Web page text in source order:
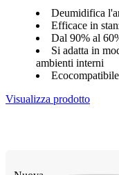
Deumidifica
Efficace in
Dal 90% al
Si adatta in
ambienti interni
Visualizza prodotto